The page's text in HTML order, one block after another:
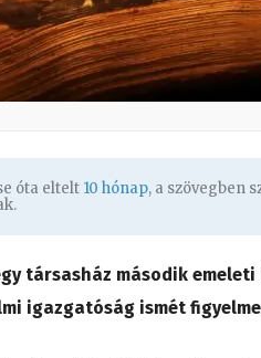
óta eltelt 10 hónap, a szövegben
társasház második
igazgatóság ismét